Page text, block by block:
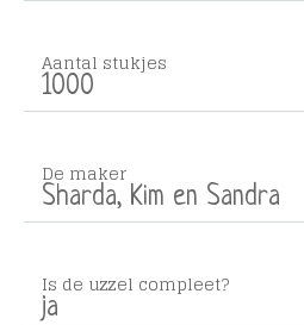
Aantal stukjes
1000
De maker
Sharda, Kim en Sandra
Is de uzzel compleet?
ja